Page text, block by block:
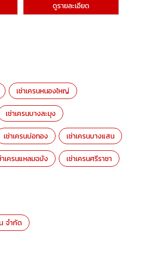
ดูรายละเอียด
เช่าเครนหนองใหญ่
เช่าเครนบางละมุง
เช่าเครนบ่อทอง เช่าเครนบางแสน
าเครนแหลมฉบัง เช่าเครนศรีราชา
จำกัด